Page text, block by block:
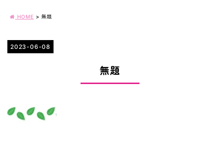
HOME >無題
2023-06-08
無題